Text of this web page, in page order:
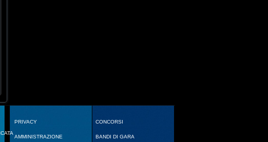
PRIVACY
AMMINISTRAZIONE
CONCORSI
BANDI DI GARA